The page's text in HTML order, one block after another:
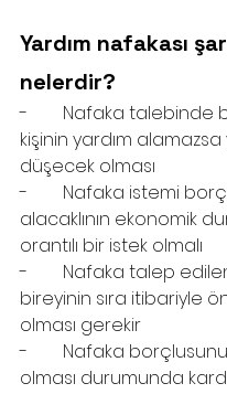
Yardım nafakası
nelerdir?
-        Nafaka
kişinin yardım
düşecek olması
-        Nafaka istemi
alacaklının ekonomik
orantılı bir istek olmalı
-        Nafaka talep
bireyinin sıra itibariyle
olması gerekir
-        Nafaka
olması durumunda